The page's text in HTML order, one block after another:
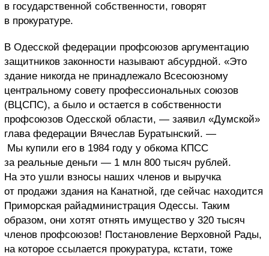
в государственной собственности, говорят
в прокуратуре.
В Одесской федерации профсоюзов аргументацию
защитников законности называют абсурдной. «Это
здание никогда не принадлежало Всесоюзному
центральному совету профессиональных союзов
(ВЦСПС), а было и остается в собственности
профсоюзов Одесской области, — заявил «Думской»
глава федерации Вячеслав Буратынский. —
Мы купили его в 1984 году у обкома КПСС
за реальные деньги — 1 млн 800 тысяч рублей.
На это ушли взносы наших членов и выручка
от продажи здания на Канатной, где сейчас находится
Приморская райадминистрация Одессы. Таким
образом, они хотят отнять имущество у 320 тысяч
членов профсоюзов! Постановление Верховной Рады,
на которое ссылается прокуратура, кстати, тоже